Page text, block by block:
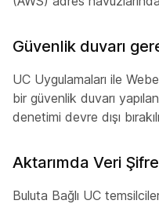
Güvenlik duvarı
UC Uygulamaları ile
bir güvenlik duvarı
denetimi devre dışı
Aktarımda Veri
Buluta Bağlı UC